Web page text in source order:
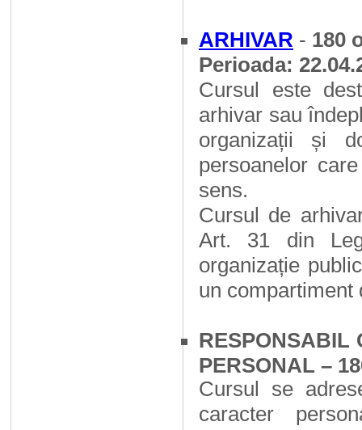
ARHIVAR - 180
Perioada:
Cursul este
arhivar sau
organizații și
persoanelor
sens.
Cursul de
Art. 31 din
organizație
un compartiment
RESPONSABIL
PERSONAL –
Cursul se
caracter